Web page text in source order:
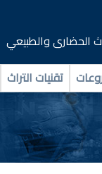
الحضارى والطبيعي
تقنيات التراث